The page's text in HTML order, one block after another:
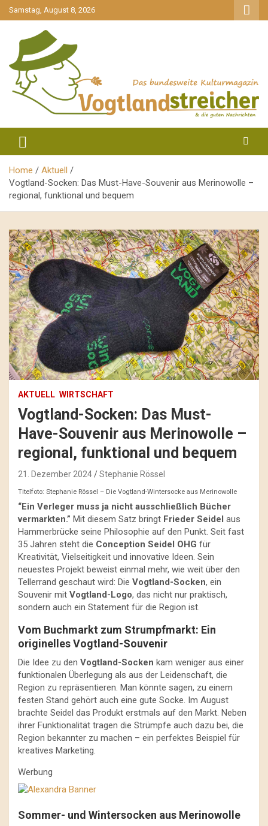
gehe
zum
Samstag, August 8, 2026
Vogtlandstreicher
Home
Aktuell
Vogtland-Socken: Das Must-Have-Souvenir aus Merinowolle –
regional, funktional und bequem
AKTUELL WIRTSCHAFT
Vogtland-Socken: Das Must-
Have-Souvenir aus Merinowolle –
regional, funktional und bequem
21. Dezember 2024 Stephanie Rössel
Titelfoto: Stephanie Rössel – Die Vogtland-Wintersocke aus Merinowolle
“Ein Verleger muss ja nicht ausschließlich Bücher
vermarkten.” Mit diesem Satz bringt Frieder Seidel aus
Hammerbrücke seine Philosophie auf den Punkt. Seit fast
35 Jahren steht die Conception Seidel OHG für
Kreativität, Vielseitigkeit und innovative Ideen. Sein
neuestes Projekt beweist einmal mehr, wie weit über den
Tellerrand geschaut wird: Die Vogtland-Socken, ein
Souvenir mit Vogtland-Logo, das nicht nur praktisch,
sondern auch ein Statement für die Region ist.
Vom Buchmarkt zum Strumpfmarkt: Ein
originelles Vogtland-Souvenir
Die Idee zu den Vogtland-Socken kam weniger aus einer
funktionalen Überlegung als aus der Leidenschaft, die
Region zu repräsentieren. Man könnte sagen, zu einem
festen Stand gehört auch eine gute Socke. Im August
brachte Seidel das Produkt erstmals auf den Markt. Neben
ihrer Funktionalität tragen die Strümpfe auch dazu bei, die
Region bekannter zu machen – ein perfektes Beispiel für
kreatives Marketing.
Werbung
Sommer- und Wintersocken aus Merinowolle